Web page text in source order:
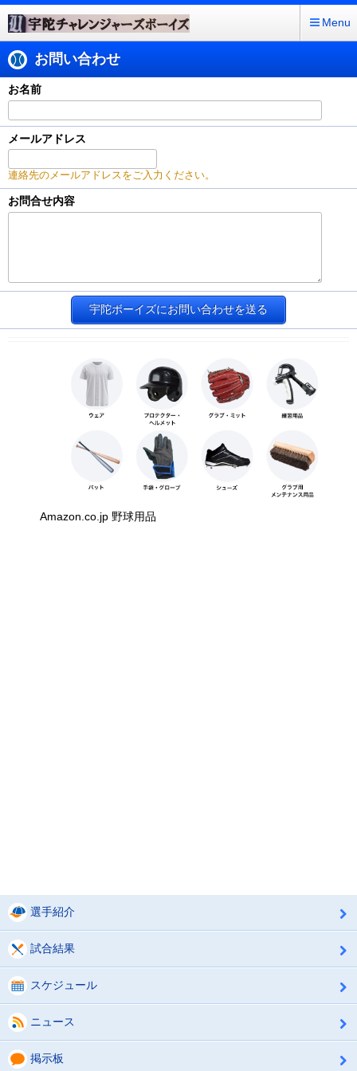
Menu
お問い合わせ
お名前
メールアドレス
連絡先のメールアドレスをご入力ください。
お問合せ内容
宇陀ボーイズにお問い合わせを送る
Amazon.co.jp 野球用品
選手紹介
試合結果
スケジュール
ニュース
掲示板